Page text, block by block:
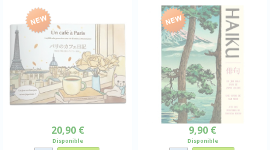
20,90 €
Disponible
9,90 €
Disponible